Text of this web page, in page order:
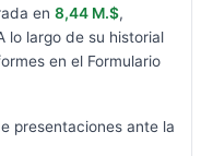
en 8,44 M.$,
lo largo de su historial
en el Formulario
presentaciones ante la